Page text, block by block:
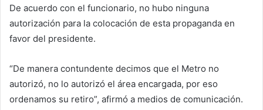
De acuerdo con el funcionario, no hubo ninguna
autorización para la colocación de esta propaganda en
favor del presidente.
“De manera contundente decimos que el Metro no
autorizó, no lo autorizó el área encargada, por eso
ordenamos su retiro”, afirmó a medios de comunicación.